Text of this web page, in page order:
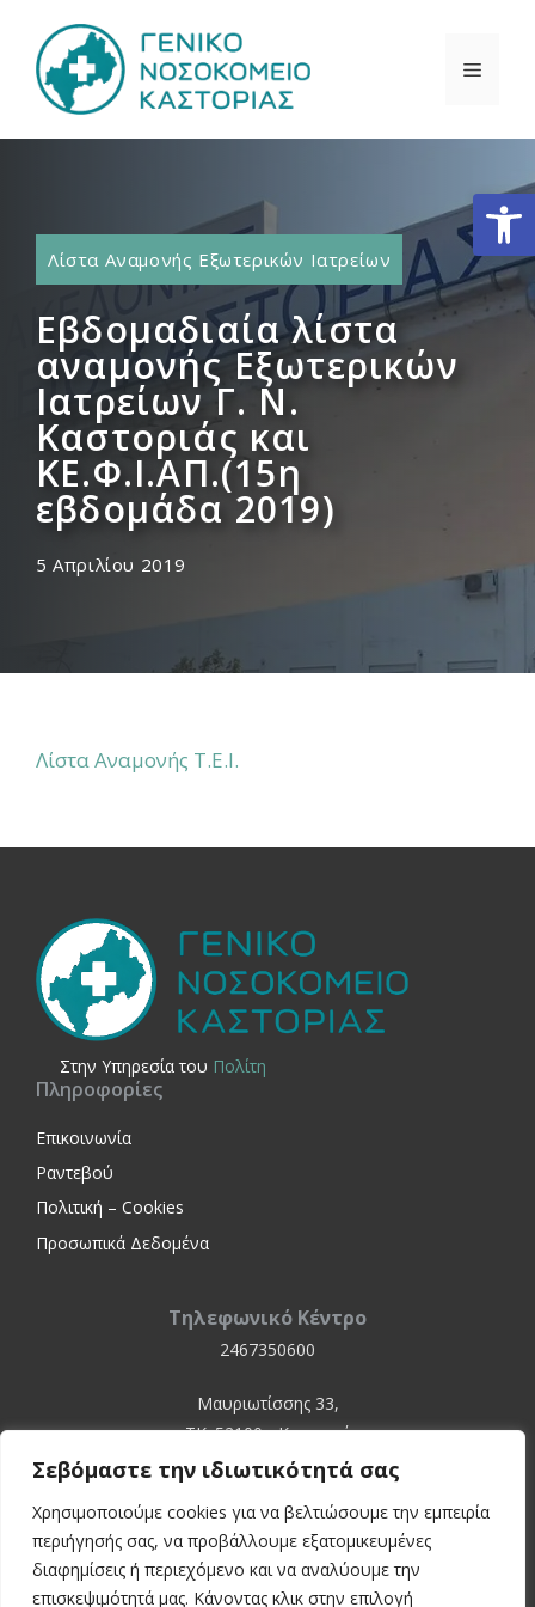
Σεβόμαστε την ιδιωτικότητά σας
Χρησιμοποιούμε cookies για να βελτιώσουμε την εμπειρία
περιήγησής σας, να προβάλλουμε εξατομικευμένες
διαφημίσεις ή περιεχόμενο και να αναλύουμε την
επισκεψιμότητά μας. Κάνοντας κλικ στην επιλογή
περιεχόμενο
Λίστα Αναμονής Εξωτερικών Ιατρείων
Εβδομαδιαία λίστα
αναμονής Εξωτερικών
Ιατρείων Γ. Ν.
Καστοριάς και
ΚΕ.Φ.Ι.ΑΠ.(15η
εβδομάδα 2019)
5 Απριλίου 2019
Λίστα Αναμονής Τ.Ε.Ι.
Στην Yπηρεσία του Πολίτη
Πληροφορίες
Επικοινωνία
Ραντεβού
Πολιτική – Cookies
Προσωπικά Δεδομένα
Τηλεφωνικό Κέντρο
2467350600
Μαυριωτίσσης 33,
ΤΚ. 52100 - Καστοριά